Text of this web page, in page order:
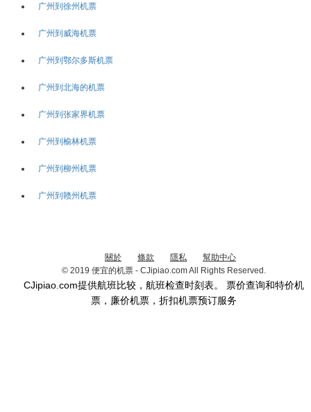
广州到徐州机票
广州到威海机票
广州到鄂尔多斯机票
广州到北海的机票
广州到张家界机票
广州到榆林机票
广州到柳州机票
广州到赣州机票
關於 條款 隱私
幫助中心
© 2019 便宜的机票 - CJipiao.com All Rights Reserved.
CJipiao.com提供航班比较，航班检查时刻表。 票价查询和特价机
票，廉价机票，折扣机票预订服务